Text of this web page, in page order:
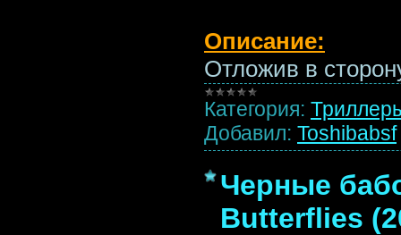
Описание:
Отложив в
Категория:
Добавил: Toshibabsf
Черные
Butterflies